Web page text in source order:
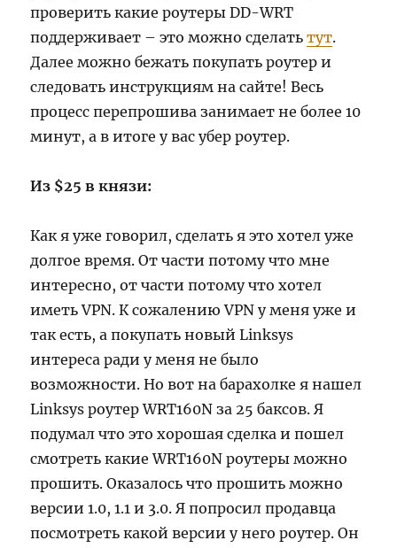
проверить какие роутеры DD-WRT
поддерживает – это можно сделатьтут.
Далее можно бежать покупать роутер и
следовать инструкциям на сайте! Весь
процесс перепрошива занимает не более 10
минут, а в итоге у вас убер роутер.
Из $25 в князи:
Как я уже говорил, сделать я это хотел уже
долгое время. От части потому что мне
интересно, от части потому что хотел
иметь VPN. К сожалению VPN у меня уже и
так есть, а покупать новый Linksys
интереса ради у меня не было
возможности. Но вот на барахолке я нашел
Linksys роутер WRT160N за 25 баксов. Я
подумал что это хорошая сделка и пошел
смотреть какие WRT160N роутеры можно
прошить. Оказалось что прошить можно
версии 1.0, 1.1 и 3.0. Я попросил продавца
посмотреть какой версии у него роутер. Он